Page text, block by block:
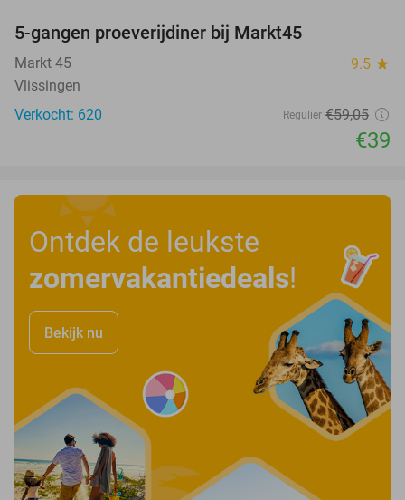
5-gangen proeverijdiner bij Markt45
Markt 45 9.5 star
Vlissingen
Verkocht: 620
Regulier €59,05
€39
Ontdek de leukste
zomervakantiedeals!
Bekijk nu